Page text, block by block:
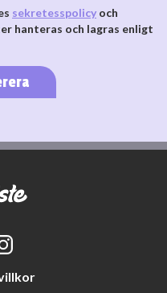
sekretesspolicy och
hanteras och lagras enligt